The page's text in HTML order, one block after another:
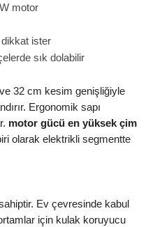
motor
ister
sık dolabilir
32 cm kesim genişliğiyle
Ergonomik sapı
motor gücü en yüksek çim
olarak elektrikli segmentte
Ev çevresinde kabul
için kulak koruyucu